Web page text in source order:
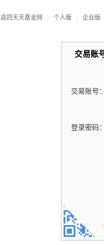
返回天天基金网 个人版 企业版
交易账
交易账号：
登录密码：